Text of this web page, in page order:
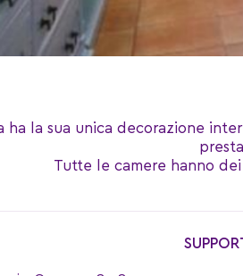
ha la sua unica decorazione
Tutte le camere hanno